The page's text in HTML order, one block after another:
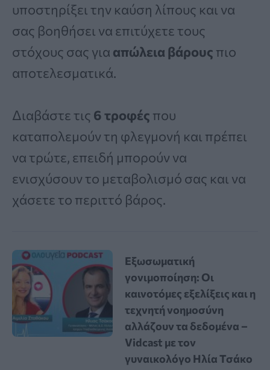
υποστηρίξει την καύση λίπους και να
σας βοηθήσει να επιτύχετε τους
στόχους σας για απώλεια βάρους πιο
αποτελεσματικά.
Διαβάστε τις 6 τροφές που
καταπολεμούν τη φλεγμονή και πρέπει
να τρώτε, επειδή μπορούν να
ενισχύσουν το μεταβολισμό σας και να
χάσετε το περιττό βάρος.
Εξωσωματική
γονιμοποίηση: Οι
καινοτόμες εξελίξεις και η
τεχνητή νοημοσύνη
αλλάζουν τα δεδομένα –
Vidcast με τον
γυναικολόγο Ηλία Τσάκο